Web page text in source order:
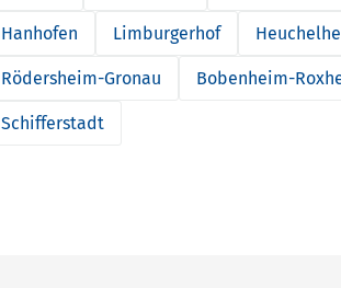
Hanhofen Limburgerhof
Rödersheim-Gronau Bobenheim-
Schifferstadt